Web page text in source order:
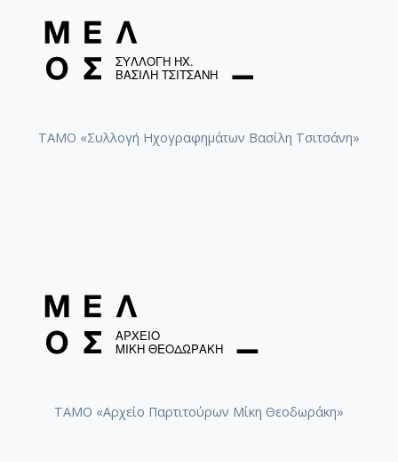
ΤΑΜΟ «Συλλογή Ηχογραφημάτων Βασίλη Τσιτσάνη»
ΤΑΜΟ «Αρχείο Παρτιτούρων Μίκη Θεοδωράκη»